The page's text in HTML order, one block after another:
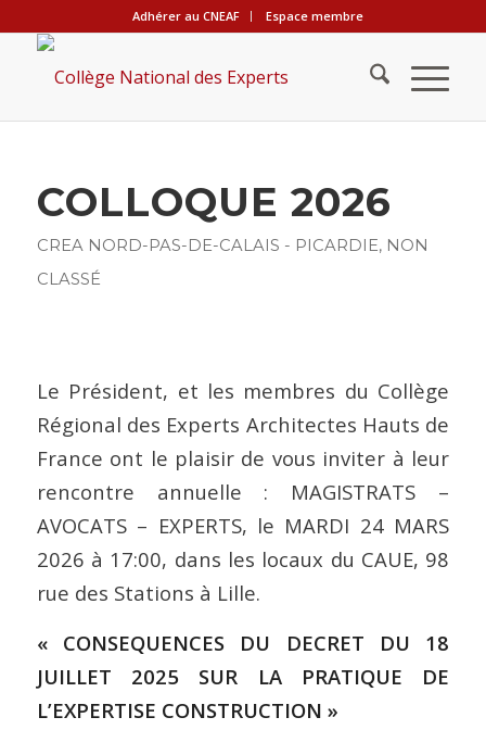
Adhérer au CNEAF Espace membre
COLLOQUE 2026
CREA NORD-PAS-DE-CALAIS - PICARDIE, NON
CLASSÉ
Le Président, et les membres du Collège
Régional des Experts Architectes Hauts de
France ont le plaisir de vous inviter à leur
rencontre annuelle : MAGISTRATS –
AVOCATS – EXPERTS, le MARDI 24 MARS
2026 à 17:00, dans les locaux du CAUE, 98
rue des Stations à Lille.
« CONSEQUENCES DU DECRET DU 18
JUILLET 2025 SUR LA PRATIQUE DE
L’EXPERTISE CONSTRUCTION »